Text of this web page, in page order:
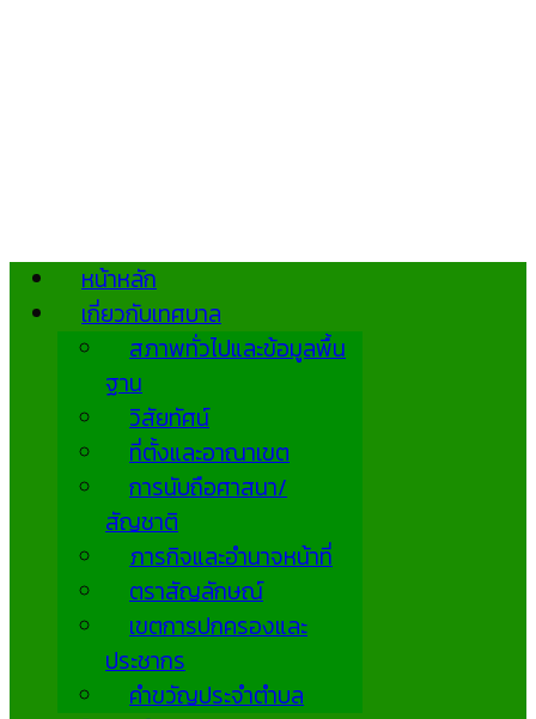
หน้าหลัก
เกี่ยวกับเทศบาล
สภาพทั่วไปและข้อมูลพื้น
ฐาน
วิสัยทัศน์
ที่ตั้งและอาณาเขต
การนับถือศาสนา/
สัญชาติ
ภารกิจและอำนาจหน้าที่
ตราสัญลักษณ์
เขตการปกครองและ
ประชากร
คำขวัญประจำตำบล